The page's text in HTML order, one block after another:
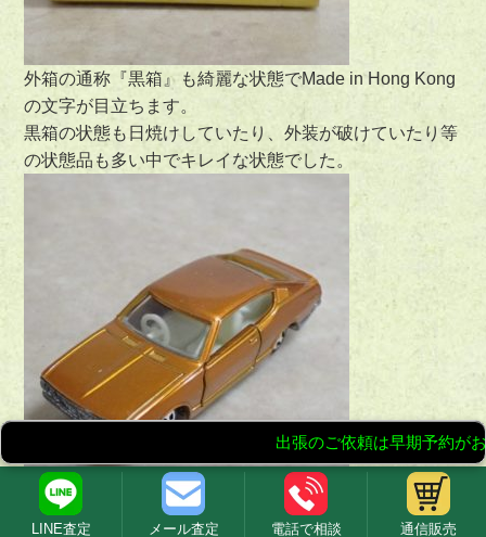
LINE査定 メール査定 電話で相談 通信販売
外箱の通称『黒箱』も綺麗な状態でMade in Hong Kong
の文字が目立ちます。
黒箱の状態も日焼けしていたり、外装が破けていたり等
の状態品も多い中でキレイな状態でした。
車体も状態がとても良く、香港製のトミカではここまで